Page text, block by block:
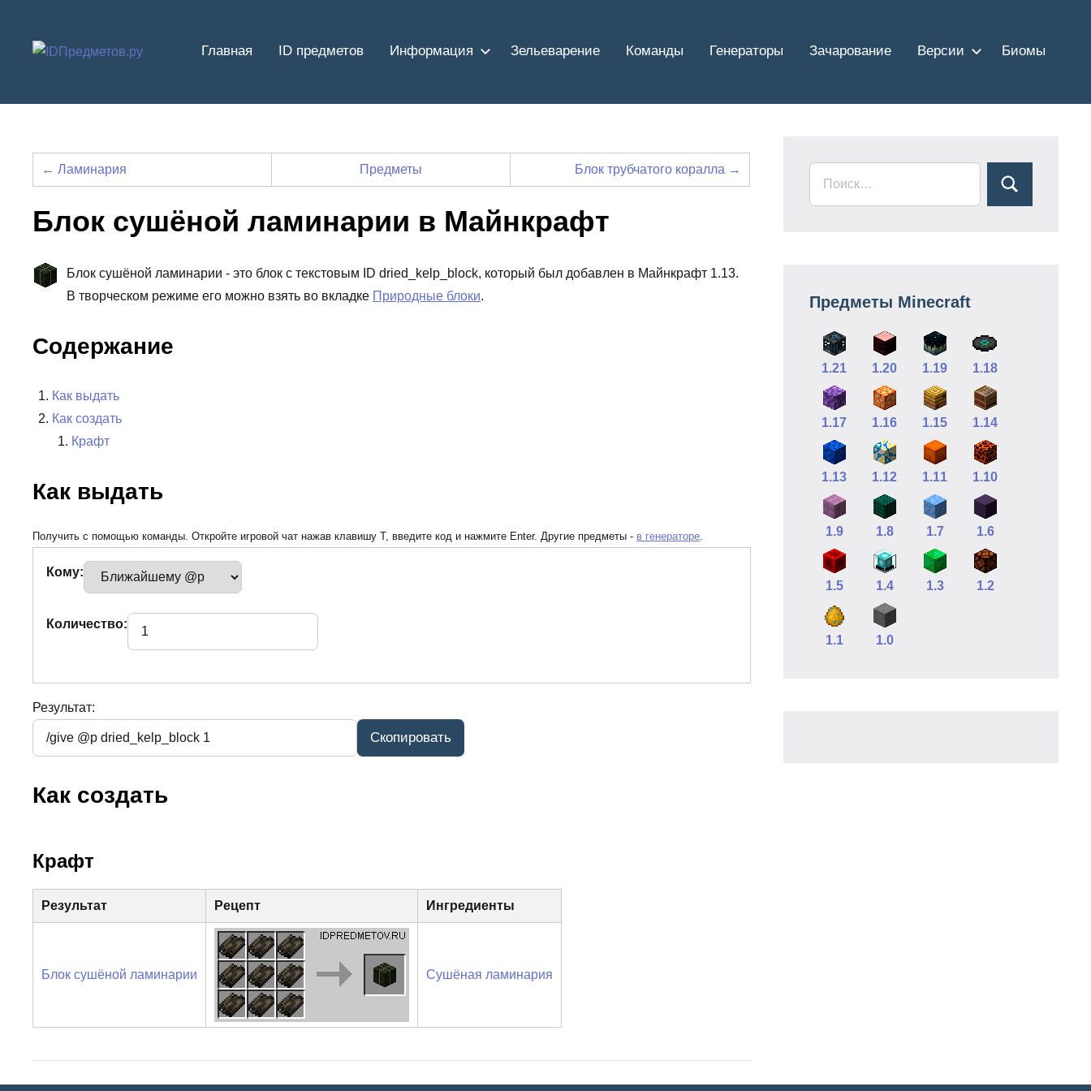
содержимому
Главная ID предметов Информация Зельеварение Команды Генераторы Зачарование Версии Биомы
← Ламинария Предметы Блок трубчатого коралла →
Блок сушёной ламинарии в Майнкрафт
Блок сушёной ламинарии - это блок с текстовым ID dried_kelp_block, который был добавлен в Майнкрафт 1.13.
В творческом режиме его можно взять во вкладке Природные блоки.
Содержание
Как выдать
Как создать
Крафт
Как выдать
Получить с помощью команды. Откройте игровой чат нажав клавишу T, введите код и нажмите Enter. Другие предметы - в генераторе
Кому:
Количество:
Результат:
Как создать
Крафт
Результат Рецепт Ингредиенты
Блок сушёной ламинарии Сушёная ламинария
Предметы Minecraft
1.21 1.20 1.19 1.18
1.17 1.16 1.15 1.14
1.13 1.12 1.11 1.10
1.9 1.8 1.7 1.6
1.5 1.4 1.3 1.2
1.1 1.0